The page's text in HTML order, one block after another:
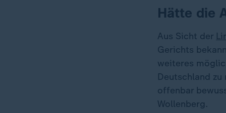
Hätte die
Aus Sicht der
Gerichts
weiteres
Deutschland
offenbar
Wollenberg.